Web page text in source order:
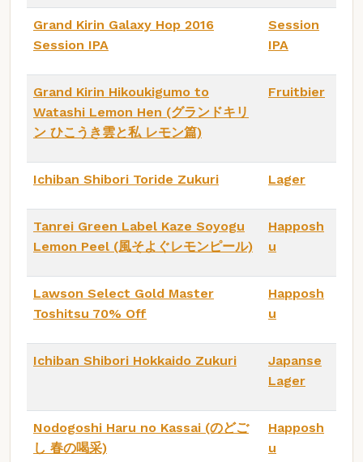
Grand Kirin Galaxy Hop 2016
Session IPA
Session
IPA
Grand Kirin Hikoukigumo to
Watashi Lemon Hen (グランドキリ
ン ひこうき雲と私 レモン篇)
Fruitbier
Ichiban Shibori Toride Zukuri Lager
Tanrei Green Label Kaze Soyogu
Lemon Peel (風そよぐレモンピール)
Happosh
u
Lawson Select Gold Master
Toshitsu 70% Off
Happosh
u
Ichiban Shibori Hokkaido Zukuri
Japanse
Lager
Nodogoshi Haru no Kassai (のどご
し 春の喝采)
Happosh
u